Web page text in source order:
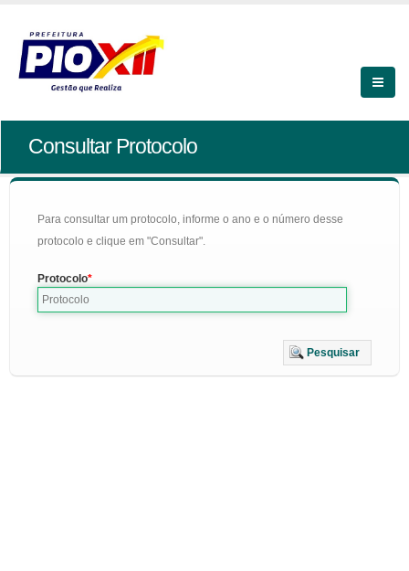
Consultar Protocolo
Para consultar um protocolo, informe o ano e o número desse
protocolo e clique em "Consultar".
Protocolo
Pesquisar